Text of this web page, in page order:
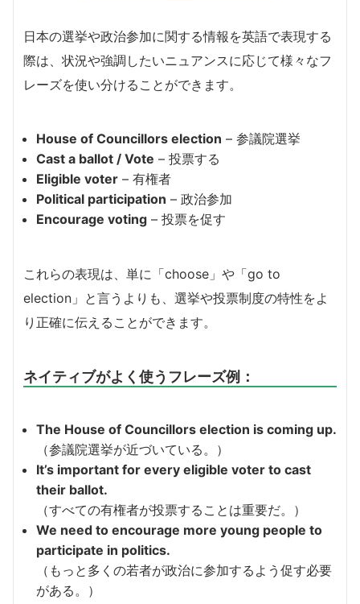
日本の選挙や政治参加に関する情報を英語で表現する
際は、状況や強調したいニュアンスに応じて様々なフ
レーズを使い分けることができます。
House of Councillors election – 参議院選挙
Cast a ballot / Vote – 投票する
Eligible voter – 有権者
Political participation – 政治参加
Encourage voting – 投票を促す
これらの表現は、単に「choose」や「go to
election」と言うよりも、選挙や投票制度の特性をよ
り正確に伝えることができます。
ネイティブがよく使うフレーズ例：
The House of Councillors election is coming up.
（参議院選挙が近づいている。）
It’s important for every eligible voter to cast
their ballot.
（すべての有権者が投票することは重要だ。）
We need to encourage more young people to
participate in politics.
（もっと多くの若者が政治に参加するよう促す必要
がある。）